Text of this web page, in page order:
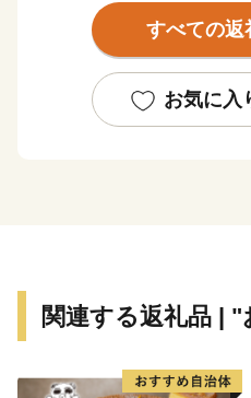
桜の名所です。
満開が近づくころには桜ま
夏は紅花。
白鷹のヤナ漁が本番を迎え
通常よりもひときわ大きく
すべての返
お気に入
関連する返礼品 |